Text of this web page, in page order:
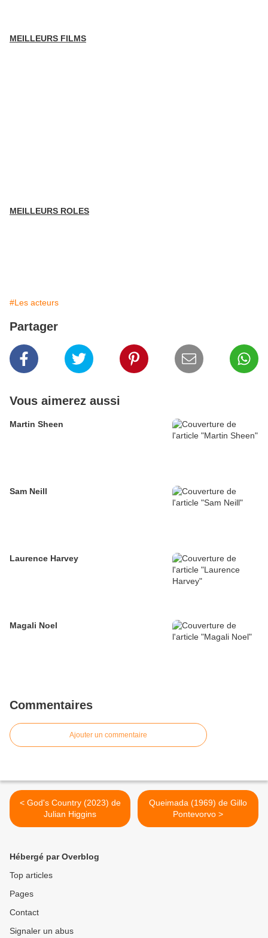
MEILLEURS FILMS
MEILLEURS ROLES
#Les acteurs
Partager
Vous aimerez aussi
Martin Sheen
Sam Neill
Laurence Harvey
Magali Noel
Commentaires
Ajouter un commentaire
< God's Country (2023) de
Julian Higgins
Queimada (1969) de Gillo
Pontevorvo >
Hébergé par Overblog
Top articles
Pages
Contact
Signaler un abus